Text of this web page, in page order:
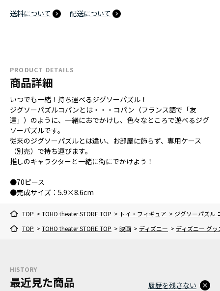
送料について 配送について
PRODUCT DETAILS
商品詳細
いつでも一緒！持ち運べるジグソーパズル！
ジグソーパズルコパンとは・・・コパン（フランス語で「友
達」）のように、一緒におでかけし、色々なところで遊べるジグ
ソーパズルです。
従来のジグソーパズルとは違い、お部屋に飾らず、専用ケース
（別売）で持ち運びます。
推しのキャラクターと一緒に街にでかけよう！
●70ピース
●完成サイズ：5.9×8.6cm
TOP > TOHO theater STORE TOP > トイ・フィギュア > ジグソーパズル
TOP > TOHO theater STORE TOP > 映画 > ディズニー > ディズニー グッ
HISTORY
最近見た商品 履歴を残さない